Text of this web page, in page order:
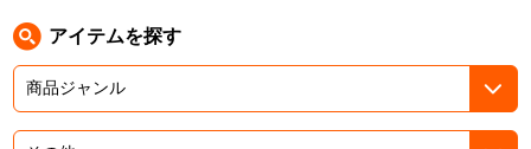
プロジェクトアイマス ヴイアライヴ
アイテムを探す